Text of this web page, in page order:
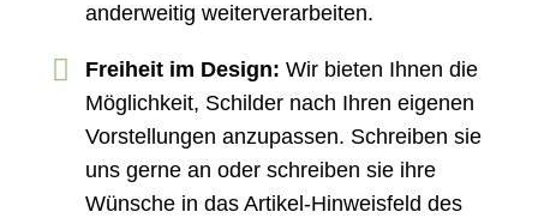
anderweitig weiterverarbeiten.
Freiheit im Design:Wir bieten Ihnen die
Möglichkeit, Schilder nach Ihren eigenen
Vorstellungen anzupassen. Schreiben sie
uns gerne an oder schreiben sie ihre
Wünsche in das Artikel-Hinweisfeld des